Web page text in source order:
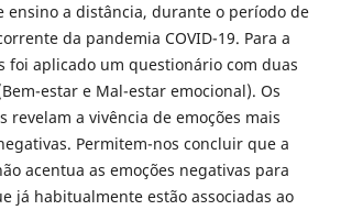
ensino a distância, durante o período de
da pandemia COVID-19. Para a
foi aplicado um questionário com duas
estar e Mal-estar emocional). Os
revelam a vivência de emoções mais
Permitem-nos concluir que a
acentua as emoções negativas para
já habitualmente estão associadas ao